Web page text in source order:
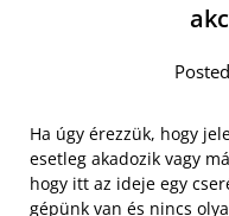
Ha úgy érezzük, hogy
esetleg akadozik vagy
hogy itt az ideje egy
gépünk van és nincs